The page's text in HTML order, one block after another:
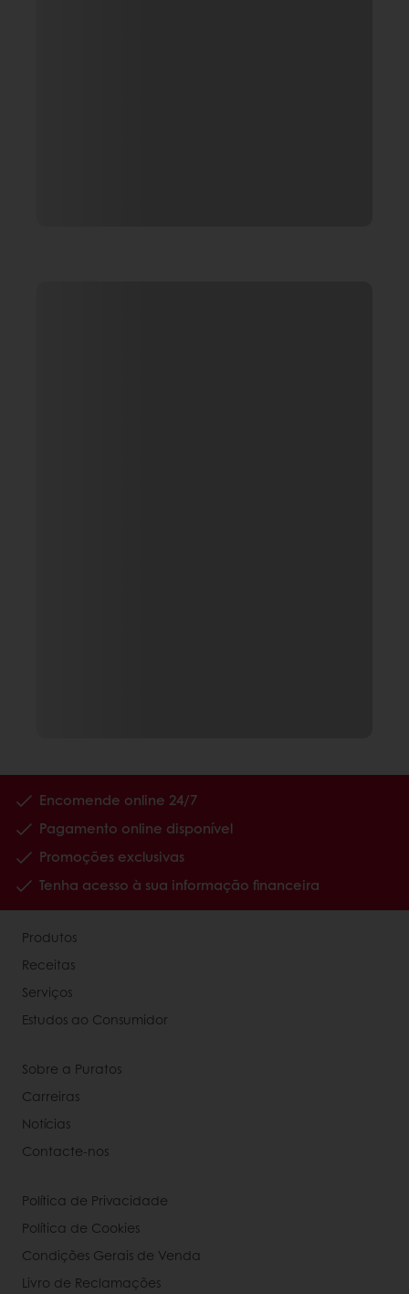
Encomende online 24/7
Pagamento online disponível
Promoções exclusivas
Tenha acesso à sua informação financeira
Produtos
Receitas
Serviços
Estudos ao Consumidor
Sobre a Puratos
Carreiras
Notícias
Contacte-nos
Política de Privacidade
Política de Cookies
Condições Gerais de Venda
Livro de Reclamações